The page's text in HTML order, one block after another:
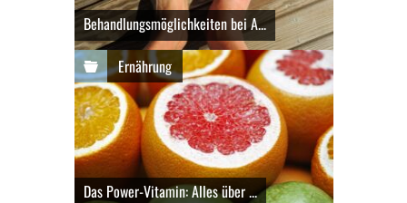
Behandlungsmöglichkeiten bei A...
Ernährung
Das Power-Vitamin: Alles über ...